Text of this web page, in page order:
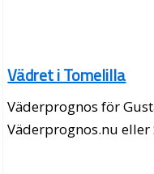
Vädret i Tomelilla
Väderprognos för
Väderprognos.nu eller